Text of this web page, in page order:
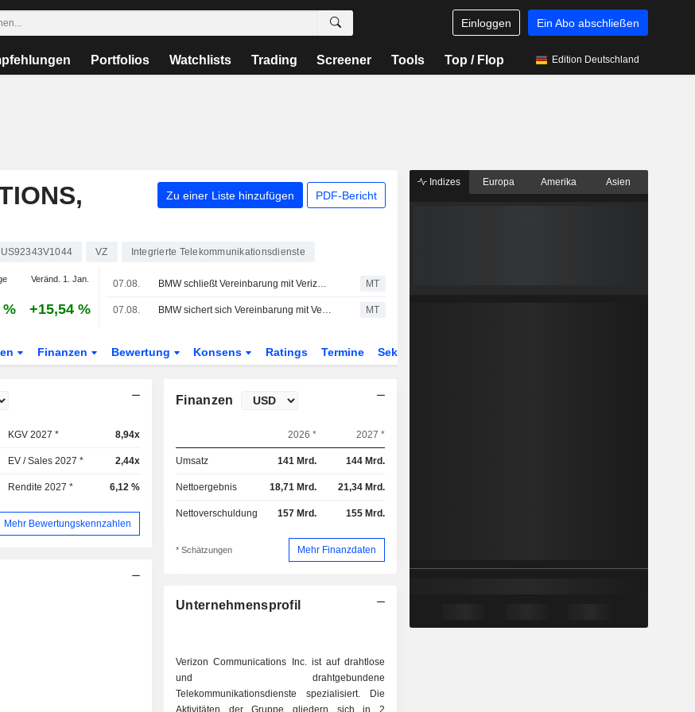
Einloggen Ein Abo abschließen
Portfolios Watchlists Trading Screener Tools Top / Flop Edition Deutschland
Zu einer Liste hinzufügen PDF-Bericht
US92343V1044 VZ Integrierte Telekommunikationsdienste
Veränd. 1. Jan.
% +15,54 %
07.08. BMW schließt Vereinbarung mit Verizon und KDDI über Fahrzeug-Konnektivitätsdienste in den USA MT
07.08. BMW sichert sich Vereinbarung mit Verizon und KDDI für Fahrzeug-Konnektivitätsdienste in den USA MT
Finanzen Bewertung Konsens Ratings Termine Sektor
KGV 2027 * 8,94x
EV / Sales 2027 * 2,44x
Rendite 2027 * 6,12 %
Mehr Bewertungskennzahlen
Finanzen
2026 * 2027 *
Umsatz 141 Mrd. 144 Mrd.
Nettoergebnis 18,71 Mrd. 21,34 Mrd.
Nettoverschuldung 157 Mrd. 155 Mrd.
* Schätzungen Mehr Finanzdaten
Unternehmensprofil
Verizon Communications Inc. ist auf drahtlose
und drahtgebundene
Telekommunikationsdienste spezialisiert. Die
Aktivitäten der Gruppe gliedern sich in 2
Indizes Europa Amerika Asien